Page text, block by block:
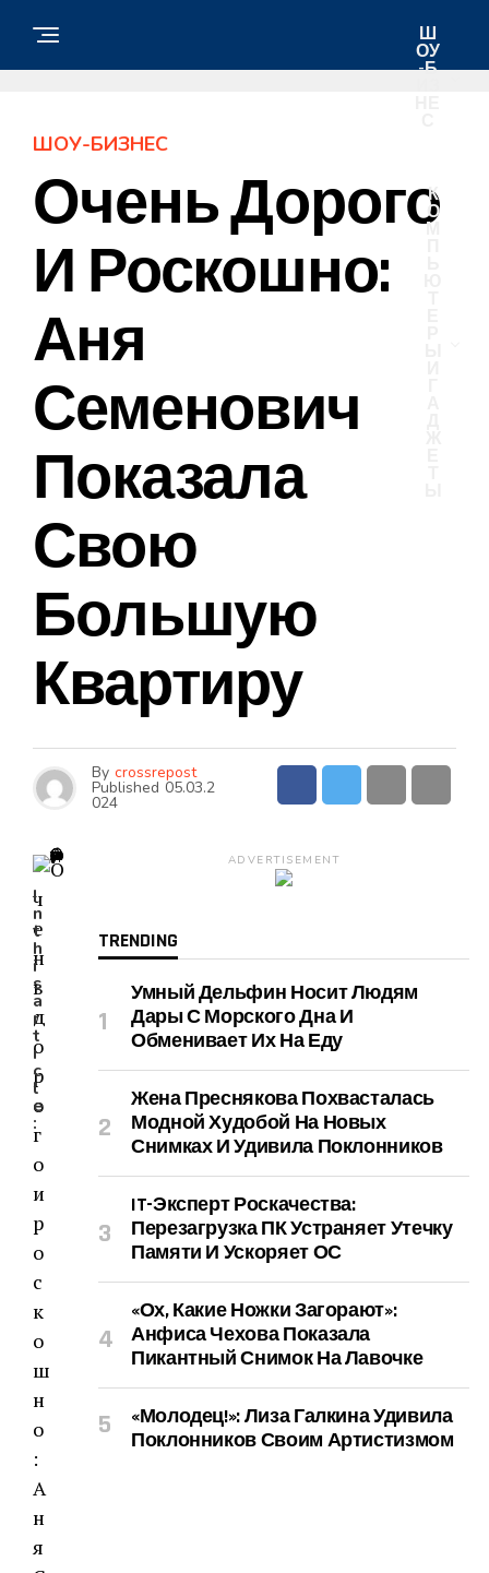
Ш
ОУ
-Б
К
О
М
ШОУ-БИЗНЕС
Очень Дорого
И Роскошно:
Аня
Семенович
Показала
Свою
Большую
Квартиру
By crossrepost
Published 05.03.2
024
I
n
t
h
i
s
a
r
t
i
c
l
e
:
ADVERTISEMENT
TRENDING
Умный Дельфин Носит Людям
Дары С Морского Дна И
Обменивает Их На Еду
Жена Преснякова Похвасталась
Модной Худобой На Новых
Снимках И Удивила Поклонников
IT-Эксперт Роскачества:
Перезагрузка ПК Устраняет Утечку
Памяти И Ускоряет ОС
«Ох, Какие Ножки Загорают»:
Анфиса Чехова Показала
Пикантный Снимок На Лавочке
«Молодец!»: Лиза Галкина Удивила
Поклонников Своим Артистизмом